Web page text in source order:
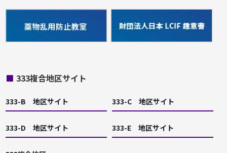
■ 333複合地区サイト
333-B 地区サイト 333-C 地区サイト
333-D 地区サイト 333-E 地区サイト